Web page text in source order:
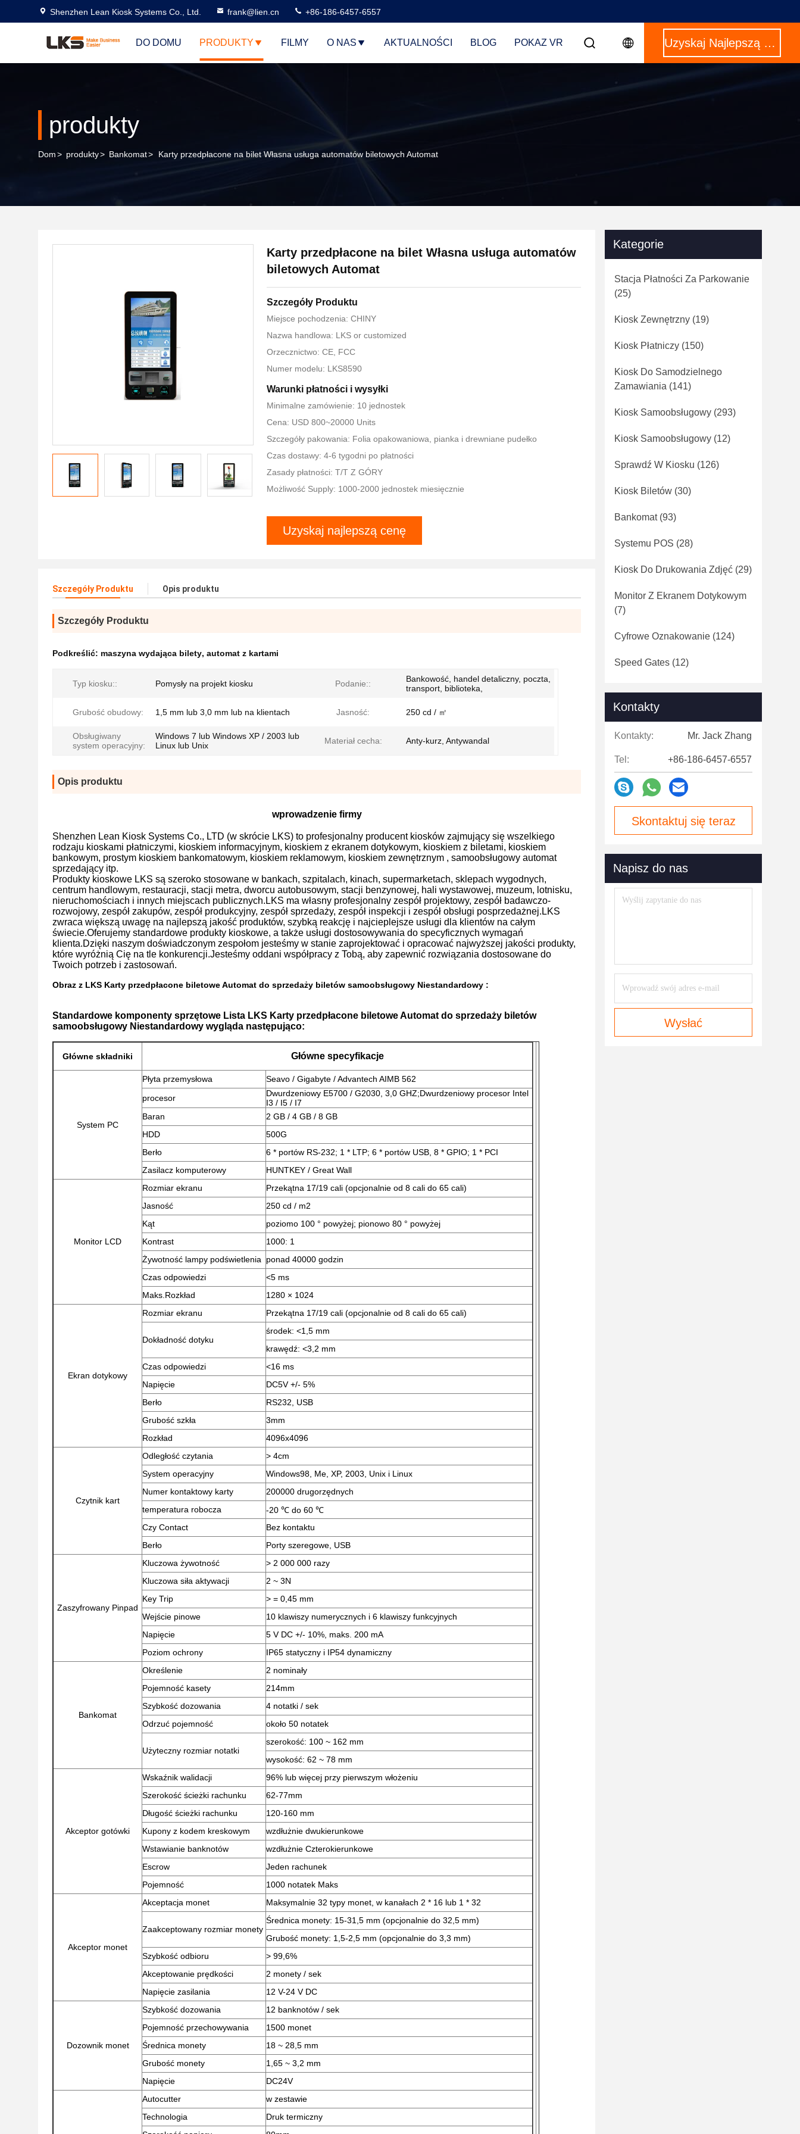
Shenzhen Lean Kiosk Systems Co., Ltd. frank@lien.cn +86-186-6457-6557
DO DOMU PRODUKTY FILMY O NAS AKTUALNOŚCI BLOG POKAZ VR Uzyskaj Najlepszą Cenę
produkty
Dom> produkty> Bankomat> Karty przedpłacone na bilet Własna usługa automatów biletowych Automat
Karty przedpłacone na bilet Własna usługa automatów
biletowych Automat
Szczegóły Produktu
Miejsce pochodzenia: CHINY
Nazwa handlowa: LKS or customized
Orzecznictwo: CE, FCC
Numer modelu: LKS8590
Warunki płatności i wysyłki
Minimalne zamówienie: 10 jednostek
Cena: USD 800~20000 Units
Szczegóły pakowania: Folia opakowaniowa, pianka i drewniane pudełko
Czas dostawy: 4-6 tygodni po płatności
Zasady płatności: T/T Z GÓRY
Możliwość Supply: 1000-2000 jednostek miesięcznie
Uzyskaj najlepszą cenę
Szczegóły Produktu Opis produktu
Szczegóły Produktu
Podkreślić: maszyna wydająca bilety, automat z kartami
Typ kiosku:: Pomysły na projekt kiosku Podanie::
Bankowość, handel detaliczny, poczta,
transport, biblioteka,
Grubość obudowy: 1,5 mm lub 3,0 mm lub na klientach Jasność: 250 cd / ㎡
Obsługiwany
system operacyjny:
Windows 7 lub Windows XP / 2003 lub
Linux lub Unix
Materiał cecha: Anty-kurz, Antywandal
Opis produktu
wprowadzenie firmy
Shenzhen Lean Kiosk Systems Co., LTD (w skrócie LKS) to profesjonalny producent kiosków zajmujący się wszelkiego
rodzaju kioskami płatniczymi, kioskiem informacyjnym, kioskiem z ekranem dotykowym, kioskiem z biletami, kioskiem
bankowym, prostym kioskiem bankomatowym, kioskiem reklamowym, kioskiem zewnętrznym , samoobsługowy automat
sprzedający itp.
Produkty kioskowe LKS są szeroko stosowane w bankach, szpitalach, kinach, supermarketach, sklepach wygodnych,
centrum handlowym, restauracji, stacji metra, dworcu autobusowym, stacji benzynowej, hali wystawowej, muzeum, lotnisku,
nieruchomościach i innych miejscach publicznych.LKS ma własny profesjonalny zespół projektowy, zespół badawczo-
rozwojowy, zespół zakupów, zespół produkcyjny, zespół sprzedaży, zespół inspekcji i zespół obsługi posprzedażnej.LKS
zwraca większą uwagę na najlepszą jakość produktów, szybką reakcję i najcieplejsze usługi dla klientów na całym
świecie.Oferujemy standardowe produkty kioskowe, a także usługi dostosowywania do specyficznych wymagań
klienta.Dzięki naszym doświadczonym zespołom jesteśmy w stanie zaprojektować i opracować najwyższej jakości produkty,
które wyróżnią Cię na tle konkurencji.Jesteśmy oddani współpracy z Tobą, aby zapewnić rozwiązania dostosowane do
Twoich potrzeb i zastosowań.
Obraz z LKS Karty przedpłacone biletowe Automat do sprzedaży biletów samoobsługowy Niestandardowy :
Standardowe komponenty sprzętowe Lista LKS Karty przedpłacone biletowe Automat do sprzedaży biletów
samoobsługowy Niestandardowy wygląda następująco:
Główne składniki Główne specyfikacje
System PC
Płyta przemysłowa
Seavo / Gigabyte / Advantech AIMB 562
procesor
Dwurdzeniowy E5700 / G2030, 3,0 GHZ;Dwurdzeniowy procesor Intel
I3 / I5 / I7
Baran
2 GB / 4 GB / 8 GB
HDD
500G
Berło
6 * portów RS-232; 1 * LTP; 6 * portów USB, 8 * GPIO; 1 * PCI
Zasilacz komputerowy
HUNTKEY / Great Wall
Monitor LCD
Rozmiar ekranu
Przekątna 17/19 cali (opcjonalnie od 8 cali do 65 cali)
Jasność
250 cd / m2
Kąt
poziomo 100 ° powyżej; pionowo 80 ° powyżej
Kontrast
1000: 1
Żywotność lampy podświetlenia
ponad 40000 godzin
Czas odpowiedzi
<5 ms
Maks.Rozkład
1280 × 1024
Ekran dotykowy
Rozmiar ekranu Przekątna 17/19 cali (opcjonalnie od 8 cali do 65 cali)
Dokładność dotyku
środek: <1,5 mm
krawędź: <3,2 mm
Czas odpowiedzi
<16 ms
Napięcie
DC5V +/- 5%
Berło
RS232, USB
Grubość szkła
3mm
Rozkład
4096x4096
Czytnik kart
Odległość czytania
> 4cm
System operacyjny
Windows98, Me, XP, 2003, Unix i Linux
Numer kontaktowy karty
200000 drugorzędnych
temperatura robocza
-20 ℃ do 60 ℃
Czy Contact
Bez kontaktu
Berło
Porty szeregowe, USB
Zaszyfrowany Pinpad
Kluczowa żywotność
> 2 000 000 razy
Kluczowa siła aktywacji
2 ~ 3N
Key Trip
> = 0,45 mm
Wejście pinowe
10 klawiszy numerycznych i 6 klawiszy funkcyjnych
Napięcie
5 V DC +/- 10%, maks. 200 mA
Poziom ochrony
IP65 statyczny i IP54 dynamiczny
Bankomat
Określenie
2 nominały
Pojemność kasety
214mm
Szybkość dozowania
4 notatki / sek
Odrzuć pojemność
około 50 notatek
Użyteczny rozmiar notatki
szerokość: 100 ~ 162 mm
wysokość: 62 ~ 78 mm
Akceptor gotówki
Wskaźnik walidacji
96% lub więcej przy pierwszym włożeniu
Szerokość ścieżki rachunku
62-77mm
Długość ścieżki rachunku
120-160 mm
Kupony z kodem kreskowym
wzdłużnie dwukierunkowe
Wstawianie banknotów
wzdłużnie Czterokierunkowe
Escrow
Jeden rachunek
Pojemność
1000 notatek Maks
Akceptor monet
Akceptacja monet Maksymalnie 32 typy monet, w kanałach 2 * 16 lub 1 * 32
Zaakceptowany rozmiar monety
Średnica monety: 15-31,5 mm (opcjonalnie do 32,5 mm)
Grubość monety: 1,5-2,5 mm (opcjonalnie do 3,3 mm)
Szybkość odbioru
> 99,6%
Akceptowanie prędkości
2 monety / sek
Napięcie zasilania
12 V-24 V DC
Dozownik monet
Szybkość dozowania
12 banknotów / sek
Pojemność przechowywania
1500 monet
Średnica monety
18 ~ 28,5 mm
Grubość monety
1,65 ~ 3,2 mm
Napięcie
DC24V
Autocutter
w zestawie
Technologia
Druk termiczny
Kategorie
Stacja Płatności Za Parkowanie
(25)
Kiosk Zewnętrzny (19)
Kiosk Płatniczy (150)
Kiosk Do Samodzielnego
Zamawiania (141)
Kiosk Samoobsługowy (293)
Kiosk Samoobsługowy (12)
Sprawdź W Kiosku (126)
Kiosk Biletów (30)
Bankomat(93)
Systemu POS (28)
Kiosk Do Drukowania Zdjęć (29)
Monitor Z Ekranem Dotykowym
(7)
Cyfrowe Oznakowanie (124)
Speed ​​Gates (12)
Kontakty
Kontakty: Mr. Jack Zhang
Tel: +86-186-6457-6557
Skontaktuj się teraz
Napisz do nas
Wysłać